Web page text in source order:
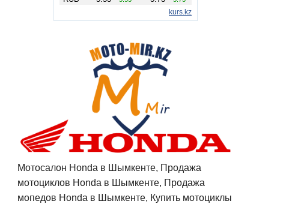
Мотосалон Honda в Шымкенте, Продажа
мотоциклов Honda в Шымкенте, Продажа
мопедов Honda в Шымкенте, Купить мотоциклы